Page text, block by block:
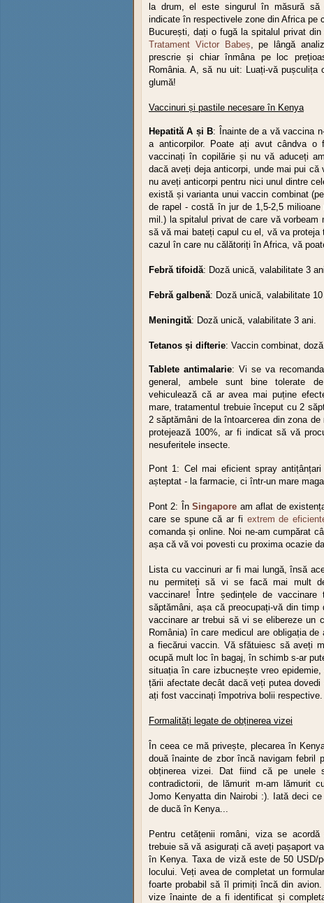
la drum, el este singurul în măsură
indicate în respectivele zone din Africa
București, dați o fugă la spitalul privat din
Tratament Victor Babeș, pe lângă
prescrie și chiar înmâna pe loc
România. A, să nu uit: Luați-vă pușculița
glumă!
Vaccinuri și pastile necesare în Kenya
Hepatită A și B: Înainte de a vă vaccina
a anticorpilor. Poate ați avut cândva
vaccinați în copilărie și nu vă aduceți
dacă aveți deja anticorpi, unde mai pui
nu aveți anticorpi pentru nici unul dintre
există și varianta unui vaccin combinat
de rapel - costă în jur de 1,5-2,5
mil.) la spitalul privat de care vă
să vă mai bateți capul cu el, vă va
cazul în care nu călătoriți în Africa, vă
Febră tifoidă: Doză unică, valabilitate 3
Febră galbenă: Doză unică, valabilitate 10
Meningită: Doză unică, valabilitate 3 ani.
Tetanos și difterie: Vaccin combinat,
Tablete antimalarie: Vi se va
general, ambele sunt bine tolerate
vehiculează că ar avea mai puține
mare, tratamentul trebuie început cu 2
2 săptămâni de la întoarcerea din zona
protejează 100%, ar fi indicat să vă
nesuferitele insecte.
Pont 1: Cel mai eficient spray
așteptat - la farmacie, ci într-un mare
Pont 2: ÎnSingapore am aflat de
care se spune că ar fi extrem de
comanda și online. Noi ne-am cumpărat
așa că vă voi povesti cu proxima ocazie
Lista cu vaccinuri ar fi mai lungă, însă
nu permiteți să vi se facă mai mult
vaccinare! Între ședințele de
săptămâni, așa că preocupați-vă din
vaccinare ar trebui să vi se elibereze un
România) în care medicul are obligația
a fiecărui vaccin. Vă sfătuiesc să aveți
ocupă mult loc în bagaj, în schimb s-ar
situația în care izbucnește vreo
țării afectate decât dacă veți putea
ați fost vaccinați împotriva bolii respective.
Formalități legate de obținerea vizei
În ceea ce mă privește, plecarea în
două înainte de zbor încă navigam febril
obținerea vizei. Dat fiind că pe unele
contradictorii, de lămurit m-am lămurit
Jomo Kenyatta din Nairobi :). Iată deci
de ducă în Kenya...
Pentru cetățenii români, viza se acordă
trebuie să vă asigurați că aveți pașaport
în Kenya. Taxa de viză este de 50
locului. Veți avea de completat un
foarte probabil să îl primiți încă din
vize înainte de a fi identificat și